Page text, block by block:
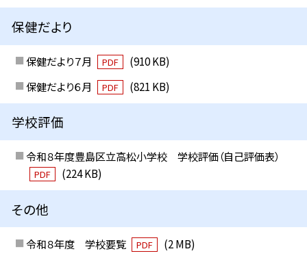
保健だより
保健だより７月 PDF
(910 KB)
保健だより６月
PDF (821 KB)
学校評価
令和８年度豊島区立高松小学校 学校評価（自己評価表）
PDF (224 KB)
その他
令和８年度 学校要覧 PDF
(2 MB)